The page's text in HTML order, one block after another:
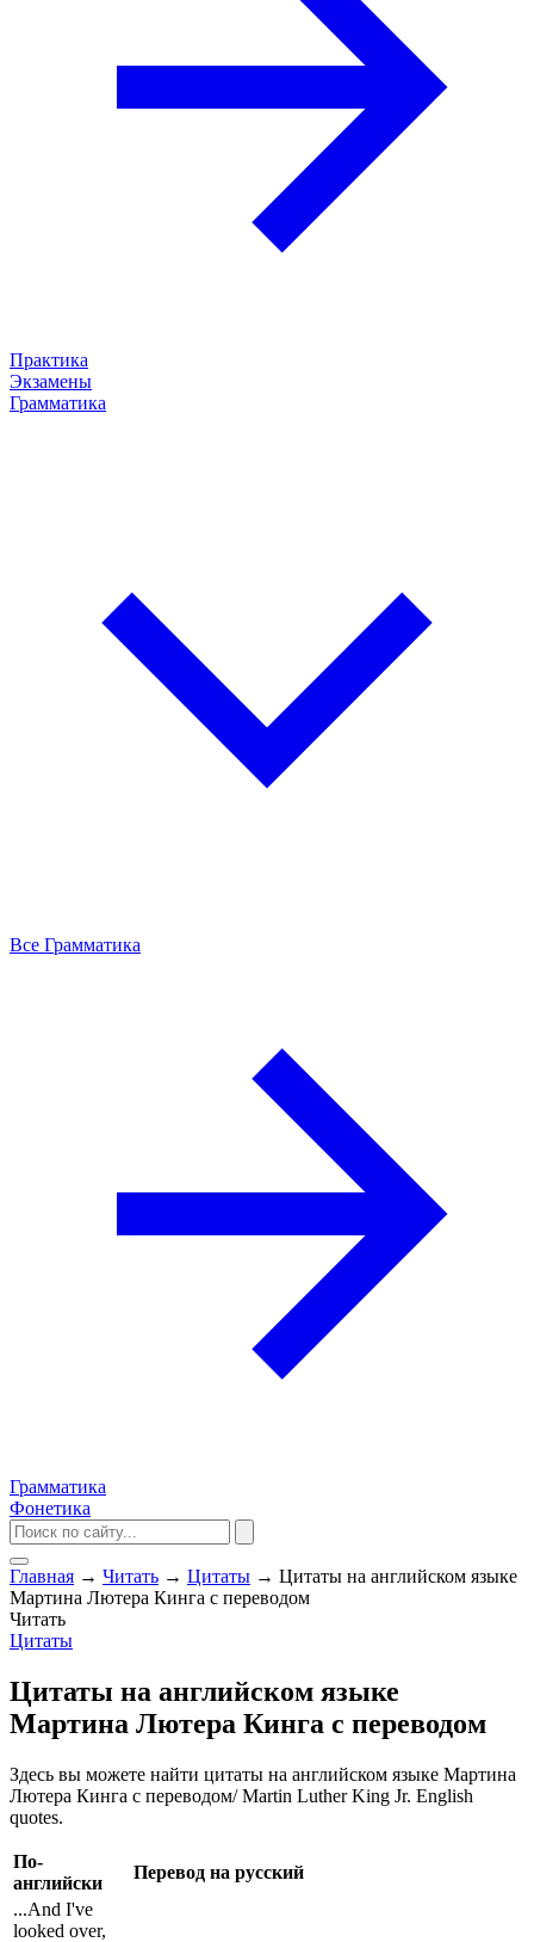
Практика
Экзамены
Грамматика
Все Грамматика
Грамматика
Фонетика
Главная → Читать → Цитаты → Цитаты на английском языке
Мартина Лютера Кинга с переводом
Читать
Цитаты
Цитаты на английском языке
Мартина Лютера Кинга с переводом
Здесь вы можете найти цитаты на английском языке Мартина
Лютера Кинга с переводом/ Martin Luther King Jr. English
quotes.
По-
английски
Перевод на русский
...And I've
looked over,